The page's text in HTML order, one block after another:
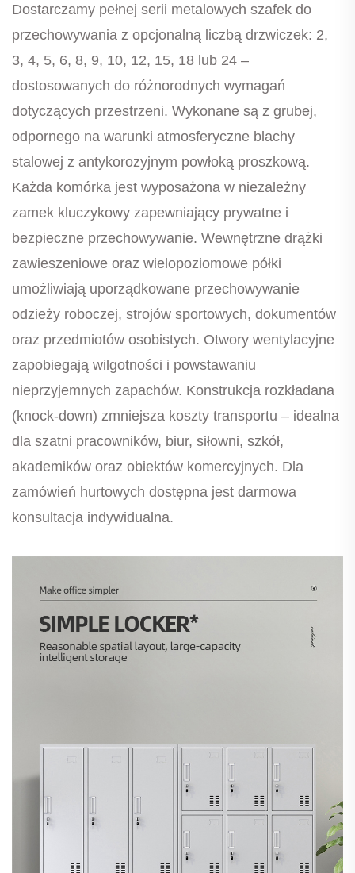
Dostarczamy pełnej serii metalowych szafek do
przechowywania z opcjonalną liczbą drzwiczek: 2,
3, 4, 5, 6, 8, 9, 10, 12, 15, 18 lub 24 –
dostosowanych do różnorodnych wymagań
dotyczących przestrzeni. Wykonane są z grubej,
odpornego na warunki atmosferyczne blachy
stalowej z antykorozyjnym powłoką proszkową.
Każda komórka jest wyposażona w niezależny
zamek kluczykowy zapewniający prywatne i
bezpieczne przechowywanie. Wewnętrzne drążki
zawieszeniowe oraz wielopoziomowe półki
umożliwiają uporządkowane przechowywanie
odzieży roboczej, strojów sportowych, dokumentów
oraz przedmiotów osobistych. Otwory wentylacyjne
zapobiegają wilgotności i powstawaniu
nieprzyjemnych zapachów. Konstrukcja rozkładana
(knock-down) zmniejsza koszty transportu – idealna
dla szatni pracowników, biur, siłowni, szkół,
akademików oraz obiektów komercyjnych. Dla
zamówień hurtowych dostępna jest darmowa
konsultacja indywidualna.